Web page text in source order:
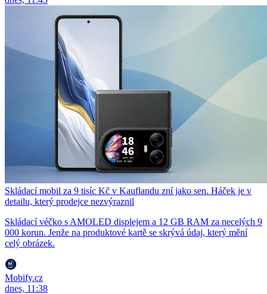
Skládací mobil za 9 tisíc Kč v Kauflandu zní jako sen. Háček je v
detailu, který prodejce nezvýraznil
Skládací véčko s AMOLED displejem a 12 GB RAM za necelých 9
000 korun. Jenže na produktové kartě se skrývá údaj, který mění
celý obrázek.
Mobify.cz
dnes, 11:38